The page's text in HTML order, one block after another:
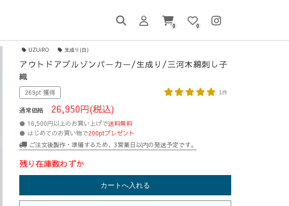
0 0
UZUiRO 生成り(白)
アウトドアブルゾンパーカー/生成り/三河木綿刺し子
織
269pt 獲得 1件
通常価格 26,950円(税込)
● 16,500円以上のお買い上げで送料無料
● はじめてのお買い物で200ptプレゼント
ご注文後製作・準備するため、3営業日以内の発送予定です。
残り在庫数わずか
カートへ入れる